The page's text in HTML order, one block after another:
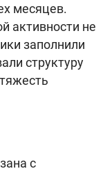
месяцев.
активности не
заполнили
структуру
с